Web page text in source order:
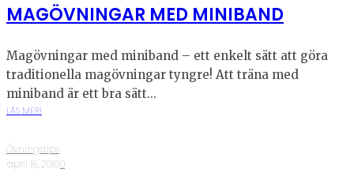
MAGÖVNINGAR MED MINIBAND
Magövningar med miniband – ett enkelt sätt att göra
traditionella magövningar tyngre! Att träna med
miniband är ett bra sätt...
LÄS MER!
Övningstips
·april 18, 2016·0